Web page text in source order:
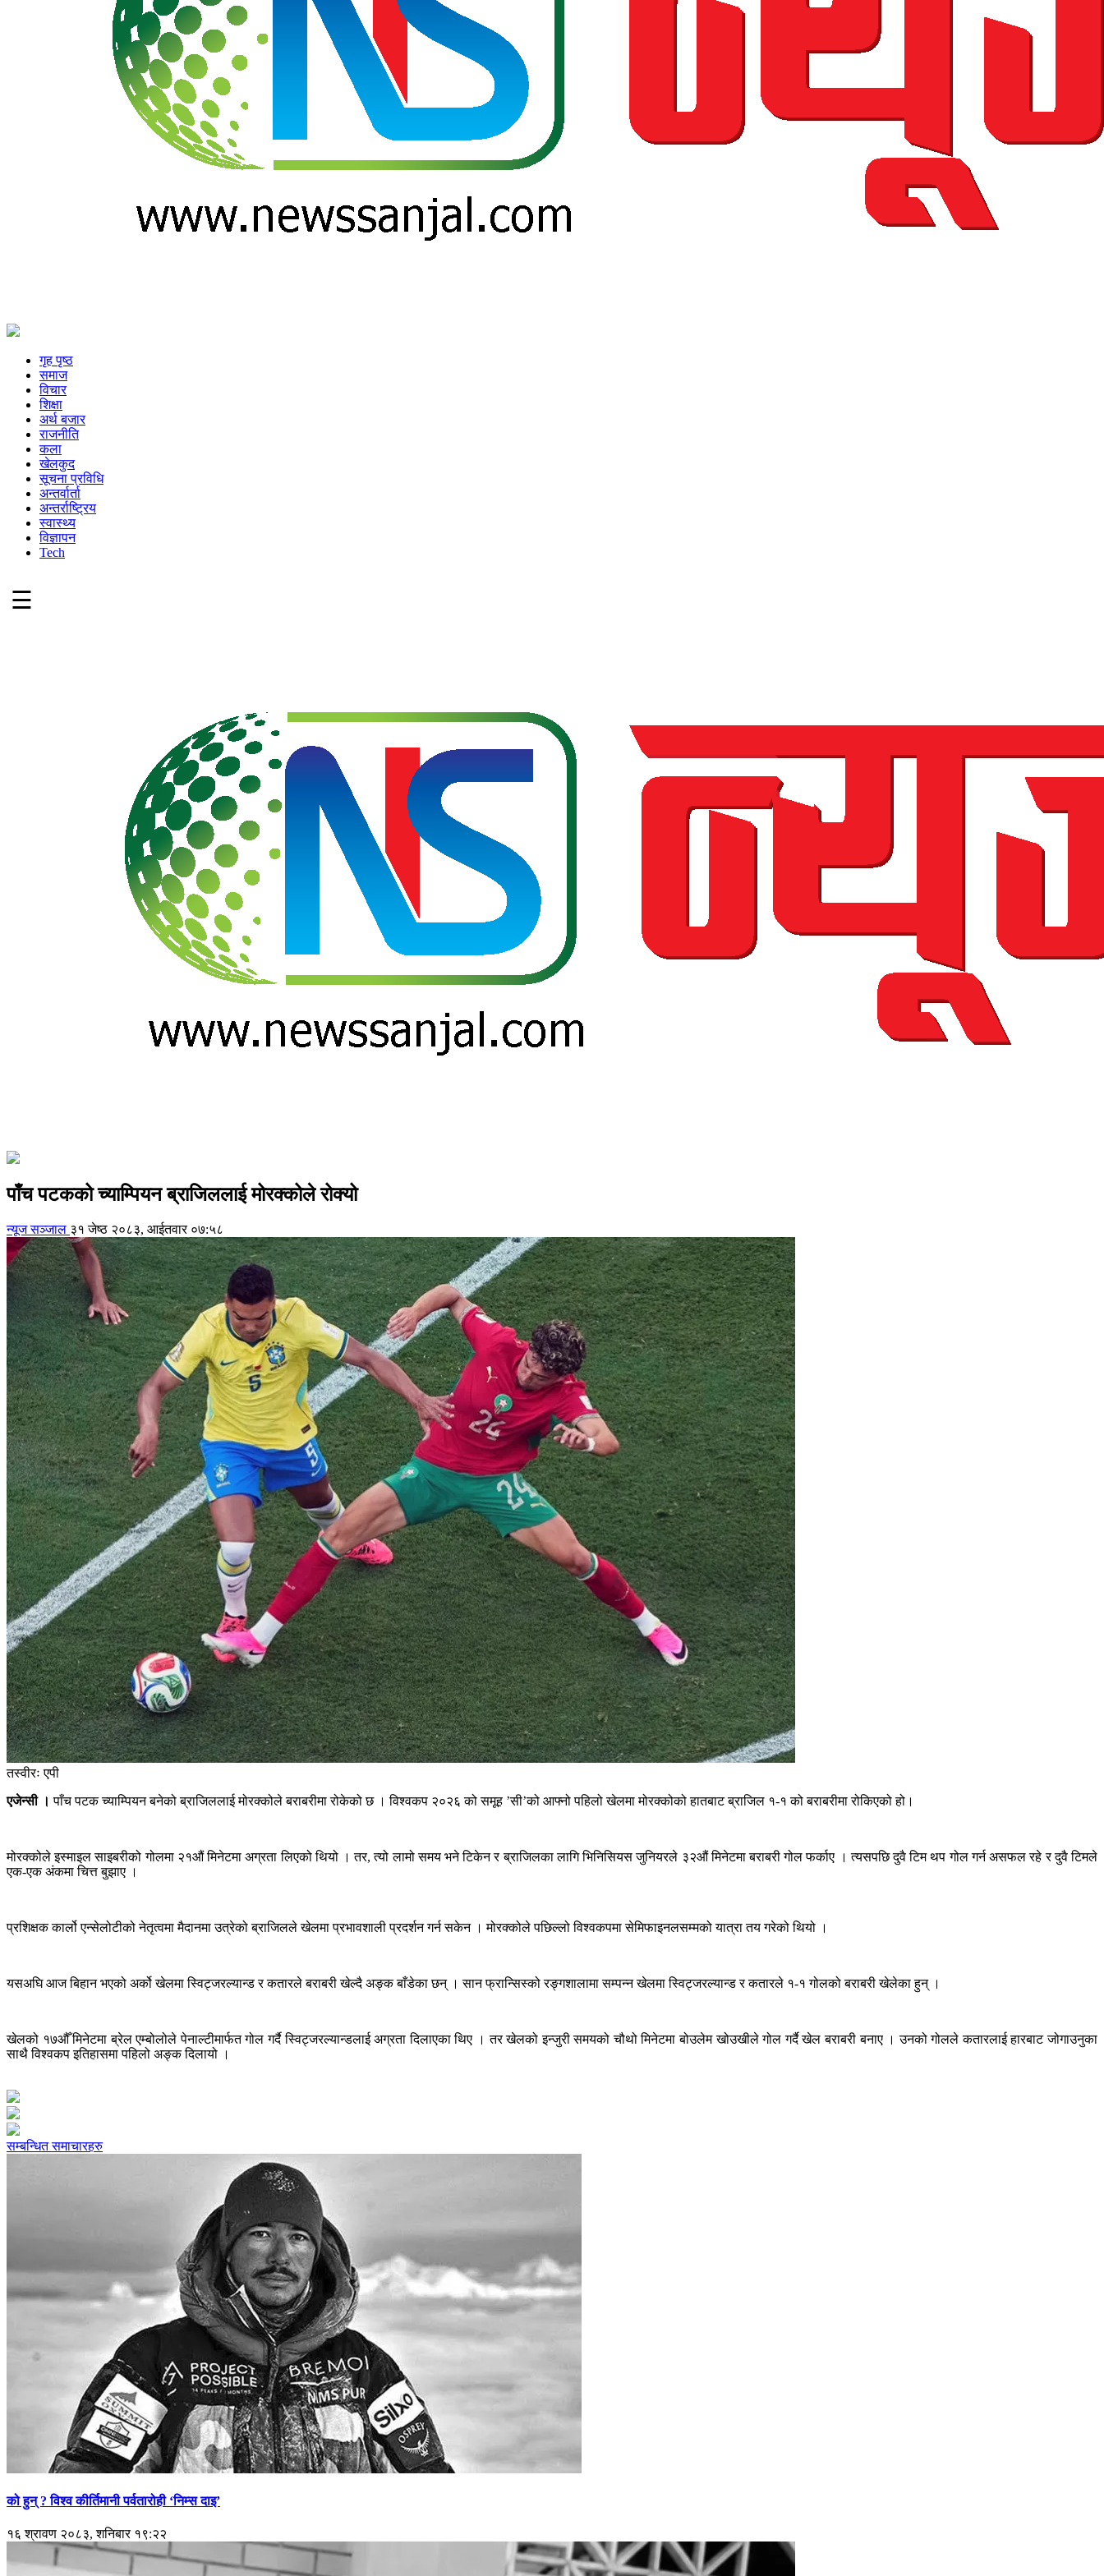
गृह पृष्ठ
समाज
विचार
शिक्षा
अर्थ बजार
राजनीति
कला
खेलकुद
सूचना प्रविधि
अन्तर्वार्ता
अन्तर्राष्ट्रिय
स्वास्थ्य
विज्ञापन
Tech
☰
पाँच पटकको च्याम्पियन ब्राजिललाई मोरक्कोले रोक्यो
न्यूज सञ्जाल ३१ जेष्ठ २०८३, आईतवार ०७:५८
तस्वीरः एपी
एजेन्सी । पाँच पटक च्याम्पियन बनेको ब्राजिललाई मोरक्कोले बराबरीमा रोकेको छ । विश्वकप २०२६ को समूह ’सी’को आफ्नो पहिलो खेलमा मोरक्कोको हातबाट ब्राजिल १-१ को बराबरीमा रोकिएको हो।
मोरक्कोले इस्माइल साइबरीको गोलमा २१औं मिनेटमा अग्रता लिएको थियो । तर, त्यो लामो समय भने टिकेन र ब्राजिलका लागि भिनिसियस जुनियरले ३२औं मिनेटमा बराबरी गोल फर्काए । त्यसपछि दुवै टिम थप गोल गर्न असफल रहे र दुवै टिमले
एक-एक अंकमा चित्त बुझाए ।
प्रशिक्षक कार्लो एन्सेलोटीको नेतृत्वमा मैदानमा उत्रेको ब्राजिलले खेलमा प्रभावशाली प्रदर्शन गर्न सकेन । मोरक्कोले पछिल्लो विश्वकपमा सेमिफाइनलसम्मको यात्रा तय गरेको थियो ।
यसअघि आज बिहान भएको अर्को खेलमा स्विट्जरल्यान्ड र कतारले बराबरी खेल्दै अङ्क बाँडेका छन् । सान फ्रान्सिस्को रङ्गशालामा सम्पन्न खेलमा स्विट्जरल्यान्ड र कतारले १-१ गोलको बराबरी खेलेका हुन् ।
खेलको १७औँ मिनेटमा ब्रेल एम्बोलोले पेनाल्टीमार्फत गोल गर्दै स्विट्जरल्यान्डलाई अग्रता दिलाएका थिए । तर खेलको इन्जुरी समयको चौथो मिनेटमा बोउलेम खोउखीले गोल गर्दै खेल बराबरी बनाए । उनको गोलले कतारलाई हारबाट जोगाउनुका
साथै विश्वकप इतिहासमा पहिलो अङ्क दिलायो ।
सम्बन्धित समाचारहरु
को हुन् ? विश्व कीर्तिमानी पर्वतारोही ‘निम्स दाइ’
१६ श्रावण २०८३, शनिबार १९:२२